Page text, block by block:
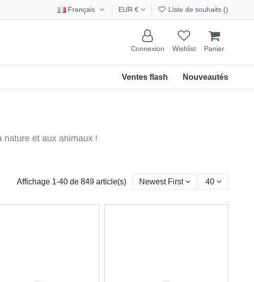
Français EUR € Liste de souhaits ()
Connexion Wishlist Panier
Nouveautés
Ventes flash
nature et aux animaux !
Affichage 1-40 de 849 article(s) Newest First 40